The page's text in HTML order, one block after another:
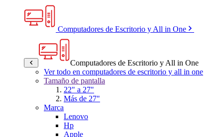
Computadores de Escritorio y All in One
Computadores de Escritorio y All in One
Ver todo en computadores de escritorio y all in one
Tamaño de pantalla
22" a 27"
Más de 27"
Marca
Lenovo
Hp
Apple